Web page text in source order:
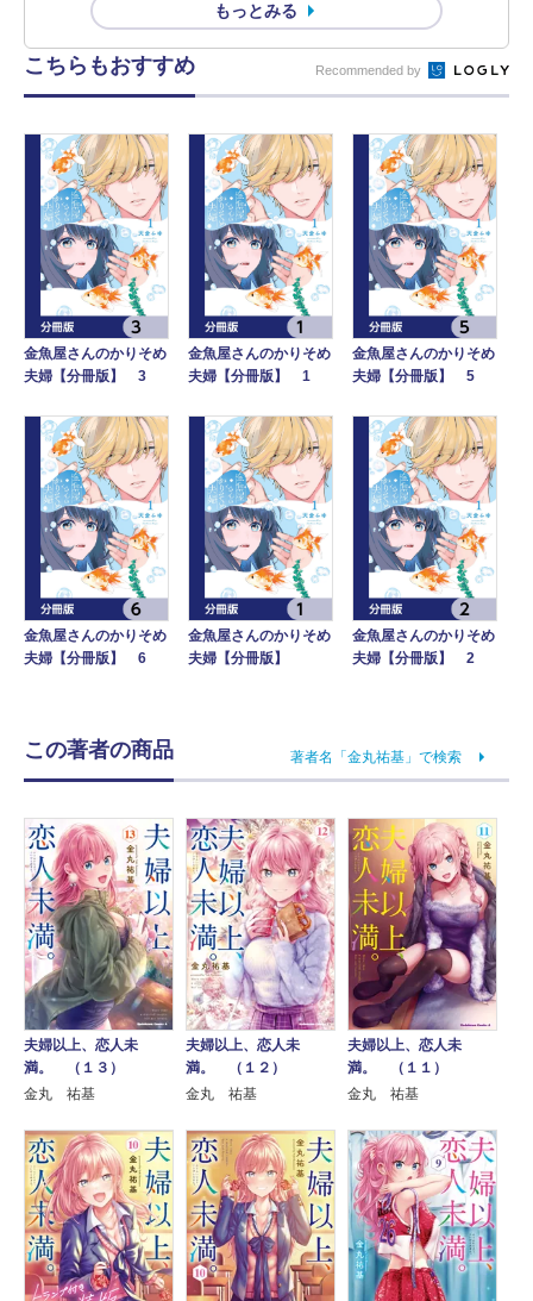
もっとみる
こちらもおすすめ Recommended by
金魚屋さんのかりそめ
夫婦【分冊版】 3
金魚屋さんのかりそめ
夫婦【分冊版】 1
金魚屋さんのかりそめ
夫婦【分冊版】 5
金魚屋さんのかりそめ
夫婦【分冊版】 6
金魚屋さんのかりそめ
夫婦【分冊版】
金魚屋さんのかりそめ
夫婦【分冊版】 2
この著者の商品 著者名「金丸祐基」で検索
夫婦以上、恋人未
満。 （１３）
金丸 祐基
夫婦以上、恋人未
満。 （１２）
金丸 祐基
夫婦以上、恋人未
満。 （１１）
金丸 祐基